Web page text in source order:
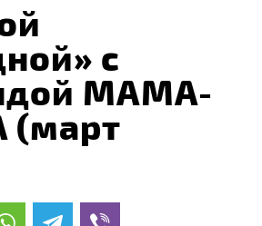
с
МАМА-
(март